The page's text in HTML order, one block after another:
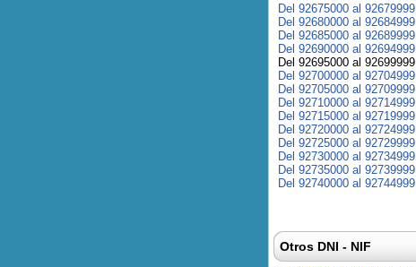
Del 92675000 al 92679999
Del 92680000 al 92684999
Del 92685000 al 92689999
Del 92690000 al 92694999
Del 92695000 al 92699999
Del 92700000 al 92704999
Del 92705000 al 92709999
Del 92710000 al 92714999
Del 92715000 al 92719999
Del 92720000 al 92724999
Del 92725000 al 92729999
Del 92730000 al 92734999
Del 92735000 al 92739999
Del 92740000 al 92744999
Otros DNI - NIF